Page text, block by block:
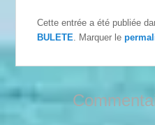
Cette entrée a été publiée
BULETE . Marquer le